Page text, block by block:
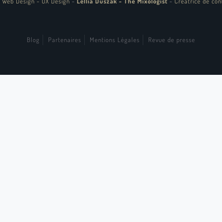
Blog Partenaires Mentions Légales Revue de presse